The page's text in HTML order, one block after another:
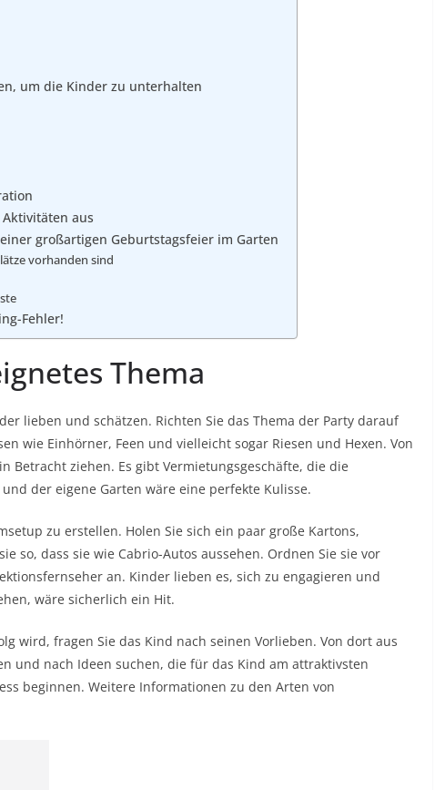
um die Kinder zu unterhalten
aus
großartigen Geburtstagsfeier im Garten
vorhanden sind
Fehler!
Thema
lieben und schätzen. Richten Sie das Thema der Party darauf
wie Einhörner, Feen und vielleicht sogar Riesen und Hexen. Von
Betracht ziehen. Es gibt Vermietungsgeschäfte, die die
der eigene Garten wäre eine perfekte Kulisse.
zu erstellen. Holen Sie sich ein paar große Kartons,
so, dass sie wie Cabrio-Autos aussehen. Ordnen Sie sie vor
an. Kinder lieben es, sich zu engagieren und
wäre sicherlich ein Hit.
wird, fragen Sie das Kind nach seinen Vorlieben. Von dort aus
und nach Ideen suchen, die für das Kind am attraktivsten
beginnen. Weitere Informationen zu den Arten von